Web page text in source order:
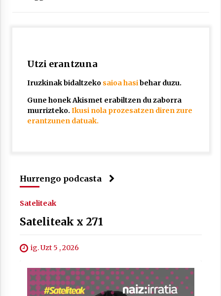
Arrosaren laburpen bideoa Hamaika
2021/06/30
Utzi erantzuna
Iruzkinak bidaltzeko saioa hasibehar duzu.
Gune honek Akismet erabiltzen du zaborra
murrizteko. Ikusi nola prozesatzen diren zure
erantzunen datuak.
Hurrengo podcasta
Sateliteak
Sateliteak x 271
ig. Uzt 5 , 2026